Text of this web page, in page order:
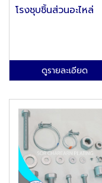
โรงชุบชิ้นส่วนอะไหล่
ดูรายละเอียด